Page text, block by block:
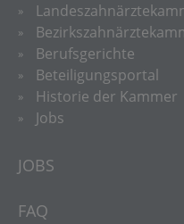
Berufsgerichte
Beteiligungsportal
Historie der Kammer
Jobs
JOBS
FAQ